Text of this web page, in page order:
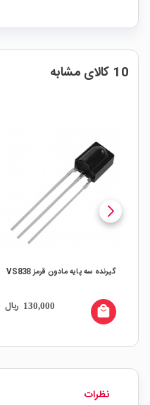
10 کالای مشابه
گیرنده سه پایه مادون قرمز VS838
130,000 ریال local_mall
نظرات